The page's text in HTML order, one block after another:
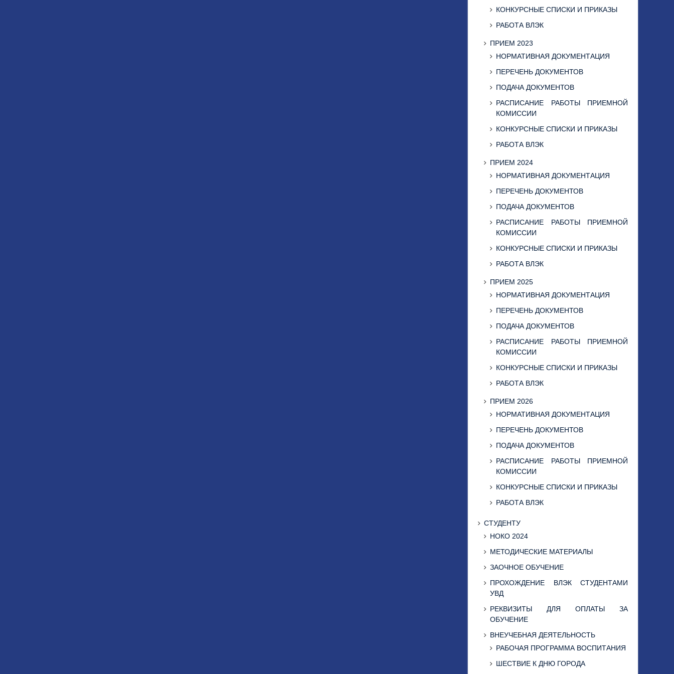
КОНКУРСНЫЕ СПИСКИ И ПРИКАЗЫ
РАБОТА ВЛЭК
ПРИЕМ 2023
НОРМАТИВНАЯ ДОКУМЕНТАЦИЯ
ПЕРЕЧЕНЬ ДОКУМЕНТОВ
ПОДАЧА ДОКУМЕНТОВ
РАСПИСАНИЕ РАБОТЫ ПРИЕМНОЙ
КОМИССИИ
КОНКУРСНЫЕ СПИСКИ И ПРИКАЗЫ
РАБОТА ВЛЭК
ПРИЕМ 2024
НОРМАТИВНАЯ ДОКУМЕНТАЦИЯ
ПЕРЕЧЕНЬ ДОКУМЕНТОВ
ПОДАЧА ДОКУМЕНТОВ
РАСПИСАНИЕ РАБОТЫ ПРИЕМНОЙ
КОМИССИИ
КОНКУРСНЫЕ СПИСКИ И ПРИКАЗЫ
РАБОТА ВЛЭК
ПРИЕМ 2025
НОРМАТИВНАЯ ДОКУМЕНТАЦИЯ
ПЕРЕЧЕНЬ ДОКУМЕНТОВ
ПОДАЧА ДОКУМЕНТОВ
РАСПИСАНИЕ РАБОТЫ ПРИЕМНОЙ
КОМИССИИ
КОНКУРСНЫЕ СПИСКИ И ПРИКАЗЫ
РАБОТА ВЛЭК
ПРИЕМ 2026
НОРМАТИВНАЯ ДОКУМЕНТАЦИЯ
ПЕРЕЧЕНЬ ДОКУМЕНТОВ
ПОДАЧА ДОКУМЕНТОВ
РАСПИСАНИЕ РАБОТЫ ПРИЕМНОЙ
КОМИССИИ
КОНКУРСНЫЕ СПИСКИ И ПРИКАЗЫ
РАБОТА ВЛЭК
СТУДЕНТУ
НОКО 2024
МЕТОДИЧЕСКИЕ МАТЕРИАЛЫ
ЗАОЧНОЕ ОБУЧЕНИЕ
ПРОХОЖДЕНИЕ ВЛЭК СТУДЕНТАМИ
УВД
РЕКВИЗИТЫ ДЛЯ ОПЛАТЫ ЗА
ОБУЧЕНИЕ
ВНЕУЧЕБНАЯ ДЕЯТЕЛЬНОСТЬ
РАБОЧАЯ ПРОГРАММА ВОСПИТАНИЯ
ШЕСТВИЕ К ДНЮ ГОРОДА